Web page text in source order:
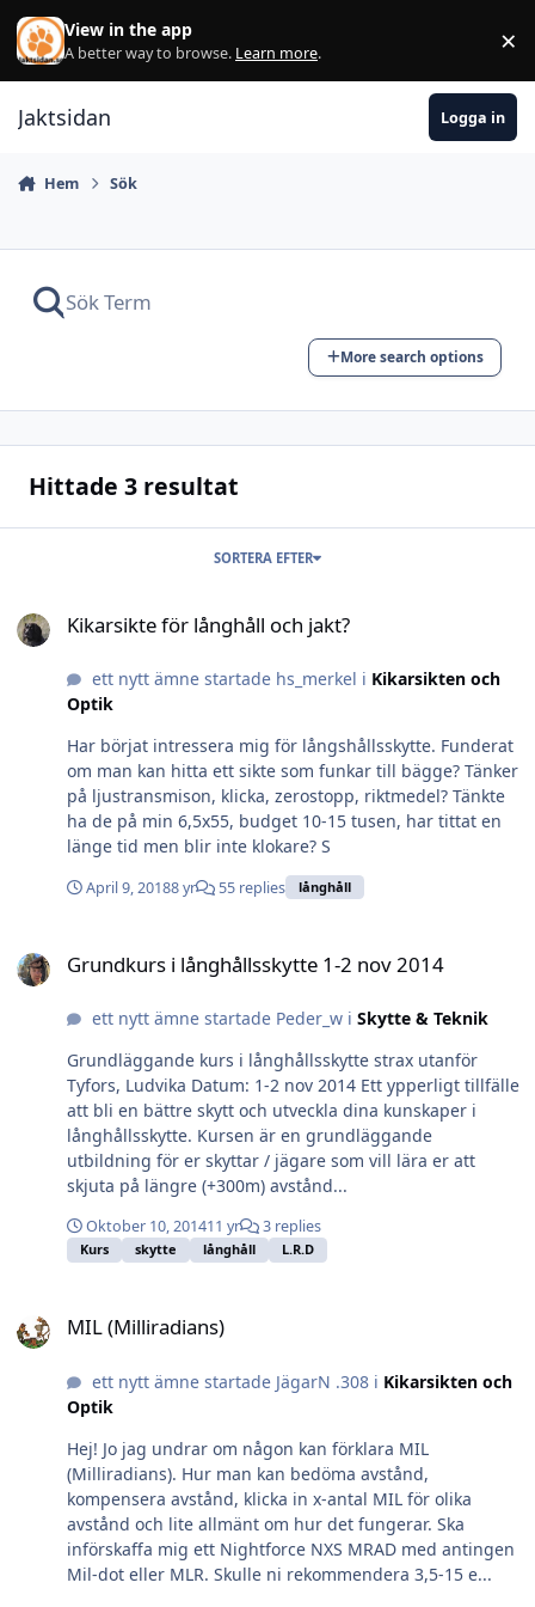
Hoppa till innehåll
View in the app
A better way to browse. Learn more. ×
Jaktsidan Logga in
Hem Sök
More search options
Hittade 3 resultat
SORTERA EFTER
Kikarsikte för långhåll och jakt?
ett nytt ämne startade hs_merkel i Kikarsikten och
Optik
Har börjat intressera mig för långshållsskytte. Funderat
om man kan hitta ett sikte som funkar till bägge? Tänker
på ljustransmison, klicka, zerostopp, riktmedel? Tänkte
ha de på min 6,5x55, budget 10-15 tusen, har tittat en
länge tid men blir inte klokare? S
April 9, 20188 yr 55 replies långhåll
Grundkurs i långhållsskytte 1-2 nov 2014
ett nytt ämne startade Peder_w i Skytte & Teknik
Grundläggande kurs i långhållsskytte strax utanför
Tyfors, Ludvika Datum: 1-2 nov 2014 Ett ypperligt tillfälle
att bli en bättre skytt och utveckla dina kunskaper i
långhållsskytte. Kursen är en grundläggande
utbildning för er skyttar / jägare som vill lära er att
skjuta på längre (+300m) avstånd...
Oktober 10, 201411 yr 3 replies
Kurs skytte långhåll L.R.D
MIL (Milliradians)
ett nytt ämne startade JägarN .308 i Kikarsikten och
Optik
Hej! Jo jag undrar om någon kan förklara MIL
(Milliradians). Hur man kan bedöma avstånd,
kompensera avstånd, klicka in x-antal MIL för olika
avstånd och lite allmänt om hur det fungerar. Ska
införskaffa mig ett Nightforce NXS MRAD med antingen
Mil-dot eller MLR. Skulle ni rekommendera 3,5-15 e...